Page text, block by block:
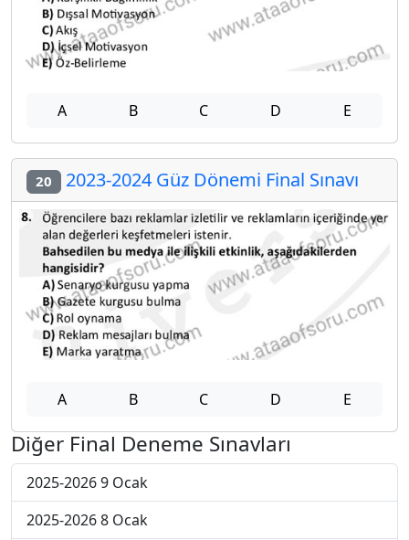
A B C D E
20 2023-2024 Güz Dönemi Final Sınavı
A B C D E
Diğer Final Deneme Sınavları
2025-2026 9 Ocak
2025-2026 8 Ocak